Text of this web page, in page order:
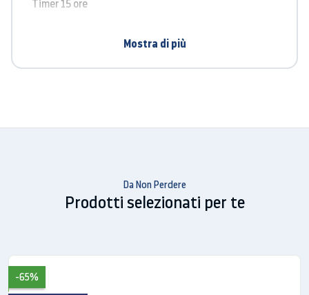
Timer 15 ore
Mostra di più
Da Non Perdere
Prodotti selezionati per te
-65%